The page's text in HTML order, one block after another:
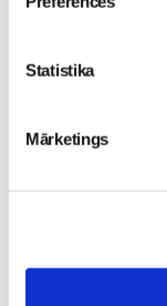
Statistika
Mārketings